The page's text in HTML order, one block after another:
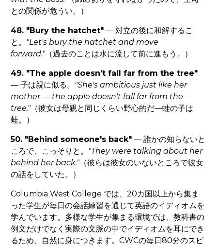
との関係が危うい。）
48. "Bury the hatchet" — 対立の後に和解するこ
と。 "Let's bury the hatchet and move
forward."（過去のことは水に流して前に進もう。）
49. "The apple doesn't fall far from the tree"
— 子は親に似る。 "She's ambitious just like her
mother — the apple doesn't fall far from the
tree."（彼女は母親と同じくらい野心的だ—蛙の子は
蛙。）
50. "Behind someone's back" — 誰かの知らないと
ころで、こっそりと。 "They were talking about her
behind her back."（彼らは彼女のいないところで彼女
の話をしていた。）
Columbia West College では、20カ国以上から集ま
った学生が毎日の会話練習を通じて英語のイディオムを
学んでいます。多様な学生が集まる環境では、教科書の
例文だけでなく実際の文脈の中でイディオムを耳にでき
るため、自然に身につきます。CWCの毎日80分のスピ